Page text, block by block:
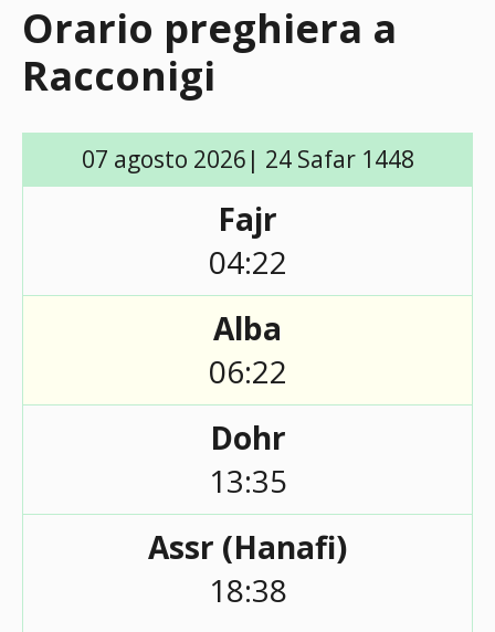
Orario preghiera a
Racconigi
07 agosto 2026| 24 Safar 1448
Fajr
04:22
Alba
06:22
Dohr
13:35
Assr (Hanafi)
18:38